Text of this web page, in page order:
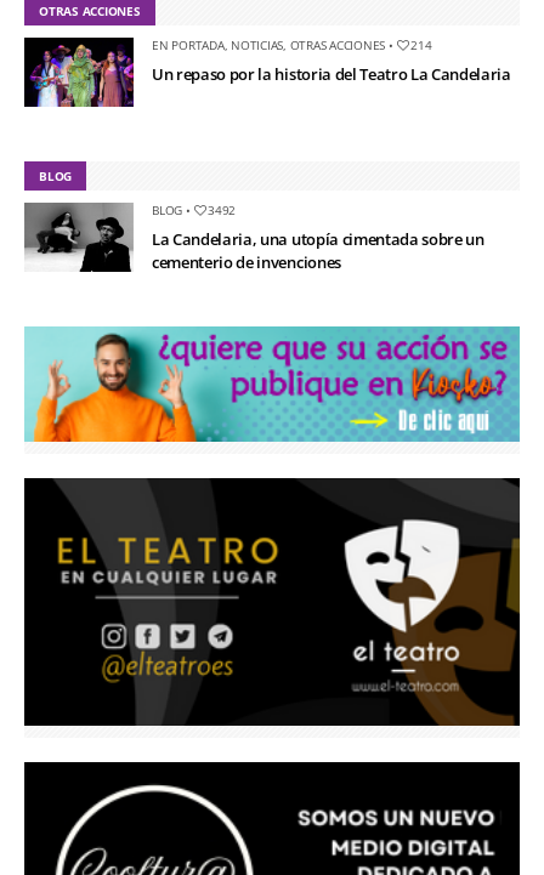
OTRAS ACCIONES
EN PORTADA, NOTICIAS OTRAS ACCIONES • 214
Un repaso por la historia del Teatro La Candelaria
BLOG
BLOG • 3492
La Candelaria, una utopía cimentada sobre un
cementerio de invenciones